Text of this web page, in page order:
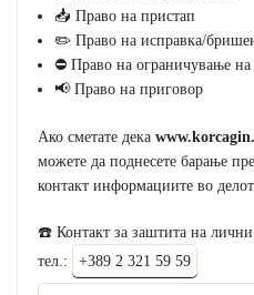
📥 Право на пристап
✏️ Право на исправка/
⛔ Право на ограничување на
📢 Право на приговор
Ако сметате дека
можете да поднесете барање
контакт информациите во делот
☎️ Контакт за заштита на
тел.:
+389 2 321 59 59